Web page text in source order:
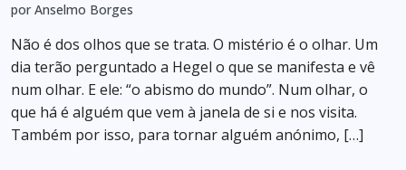
por Anselmo Borges
Não é dos olhos que se trata. O mistério é o olhar. Um
dia terão perguntado a Hegel o que se manifesta e vê
num olhar. E ele: “o abismo do mundo”. Num olhar, o
que há é alguém que vem à janela de si e nos visita.
Também por isso, para tornar alguém anónimo, […]